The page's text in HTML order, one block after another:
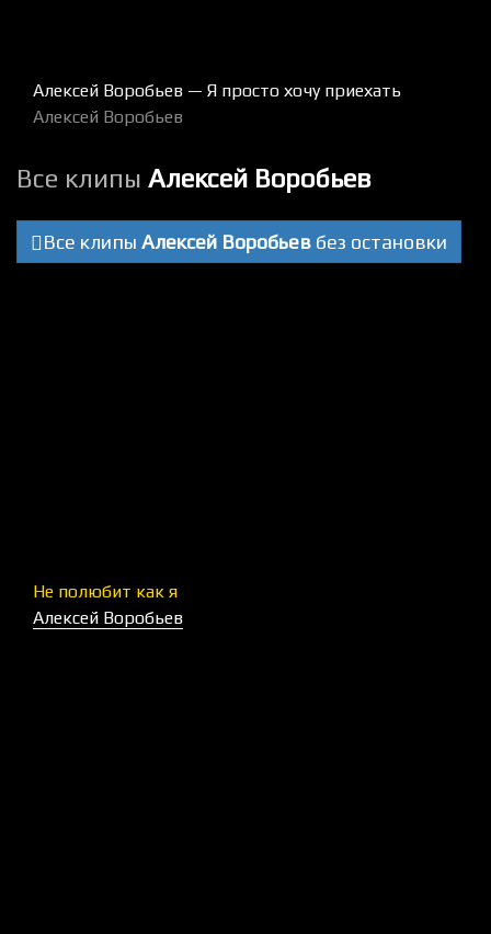
Алексей Воробьев — Я просто хочу приехать
Алексей Воробьев
Все клипы Алексей Воробьев
Все клипы Алексей Воробьев без остановки
Не полюбит как я
Алексей Воробьев